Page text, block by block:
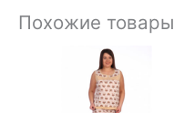
Похожие товары